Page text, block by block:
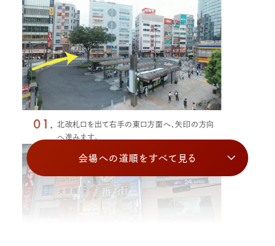
01.
北改札口を出て右手の東口方面へ、矢印の方向
へ進みます。
会場への道順をすべて見る